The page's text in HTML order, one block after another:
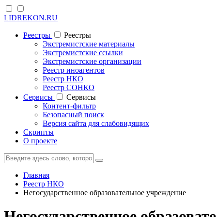
LIDREKON.RU
Реестры
Реестры
Экстремистские материалы
Экстремистские ссылки
Экстремистские организации
Реестр иноагентов
Реестр НКО
Реестр СОНКО
Cервисы
Cервисы
Контент-фильтр
Безопасный поиск
Версия сайта для слабовидящих
Скрипты
О проекте
Главная
Реестр НКО
Негосударственное образовательное учреждение